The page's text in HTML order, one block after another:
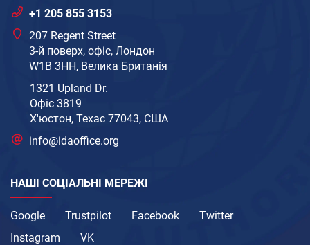
+1 205 855 3153
207 Regent Street
3-й поверх, офіс, Лондон
W1B 3HH, Велика Британія
1321 Upland Dr.
Офіс 3819
Х'юстон, Техас 77043, США
info@idaoffice.org
НАШІ СОЦІАЛЬНІ МЕРЕЖІ
Google Trustpilot Facebook
Twitter
Instagram
VK